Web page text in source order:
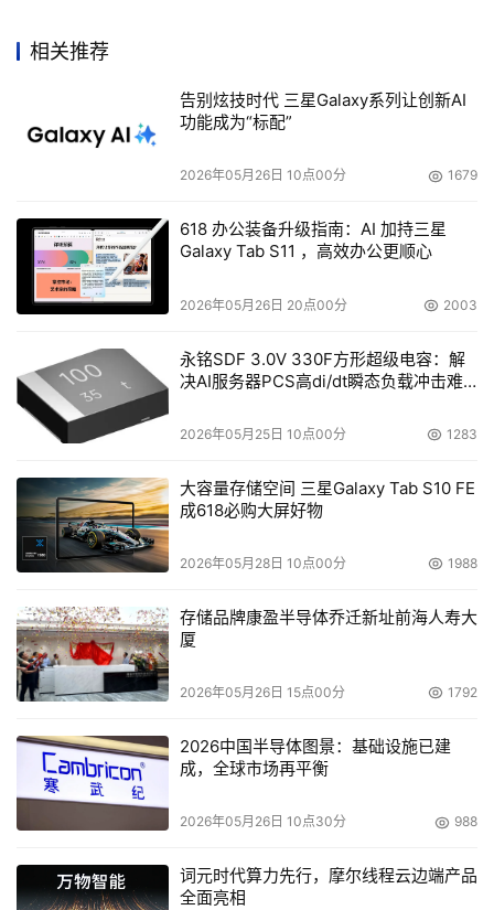
也支持a、b和g网络，将你的路由器设置一个最好的网络，
并在其他无线设备上也做同样改变，iPad支持802.11n，因
此尽可能使路由器与之匹配。
更改路由器的加密设置  通常安全不是问题，但如果要提高
网络性能，可能需要更改安全设置。尝试改变加密设置，看
是否能改善连接。苹果也建议用户在整个网络中使用同样的
安全设置。
重命名网络   苹果提出的这个建议似乎有些奇怪，不过也可
尝试下。为每个频段建立不同的Wi-Fi网络名称，例如，在
802.11b/g网络名称中加个G，在802.11n网络名称中加个
本文来源于DOIT传媒，文章内容仅供参考，不构成投资建议。
相关推荐
告别炫技时代 三星Galaxy系列让创新AI
功能成为“标配”
2026年05月26日 10点00分 1679
618 办公装备升级指南：AI 加持三星
Galaxy Tab S11 ，高效办公更顺心
2026年05月26日 20点00分 2003
永铭SDF 3.0V 330F方形超级电容：解
决AI服务器PCS高di/dt瞬态负载冲击难
2026年05月25日 10点00分 1283
大容量存储空间 三星Galaxy Tab S10 FE
成618必购大屏好物
2026年05月28日 10点00分 1988
存储品牌康盈半导体乔迁新址前海人寿大
厦
2026年05月26日 15点00分 1792
2026中国半导体图景：基础设施已建
成，全球市场再平衡
2026年05月26日 10点30分 988
词元时代算力先行，摩尔线程云边端产品
全面亮相